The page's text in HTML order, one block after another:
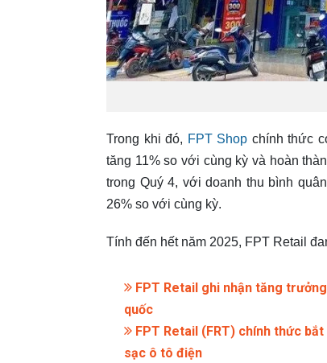
Trong khi đó, FPT Shop chính thức
tăng 11% so với cùng kỳ và hoàn
trong Quý 4, với doanh thu bình
26% so với cùng kỳ.
Tính đến hết năm 2025, FPT Retail
FPT Retail ghi nhận tăng
quốc
FPT Retail (FRT) chính thức
sạc ô tô điện